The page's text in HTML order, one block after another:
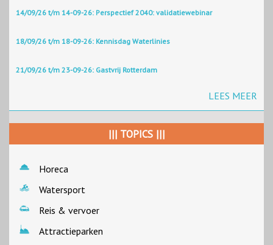
14/09/26 t/m 14-09-26: Perspectief 2040: validatiewebinar
18/09/26 t/m 18-09-26: Kennisdag Waterlinies
21/09/26 t/m 23-09-26: Gastvrij Rotterdam
LEES MEER
||| TOPICS |||
Horeca
Watersport
Reis & vervoer
Attractieparken